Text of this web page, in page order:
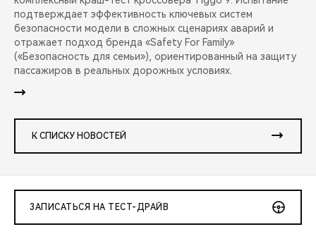
подтверждает эффективность ключевых систем
безопасности модели в сложных сценариях аварий и
отражает подход бренда «Safety For Family»
(«Безопасность для семьи»), ориентированный на защиту
пассажиров в реальных дорожных условиях.
К СПИСКУ НОВОСТЕЙ
ЗАПИСАТЬСЯ НА ТЕСТ-ДРАЙВ